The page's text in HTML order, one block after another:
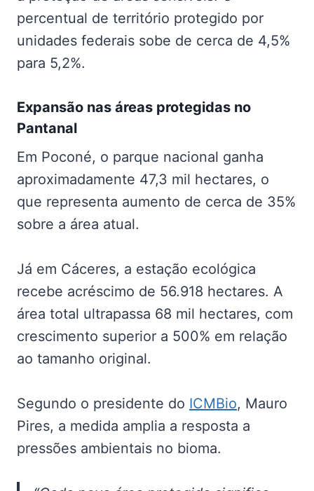
percentual de território protegido por
unidades federais sobe de cerca de 4,5%
para 5,2%.
Expansão nas áreas protegidas no
Pantanal
Em Poconé, o parque nacional ganha
aproximadamente 47,3 mil hectares, o
que representa aumento de cerca de 35%
sobre a área atual.
Já em Cáceres, a estação ecológica
recebe acréscimo de 56.918 hectares. A
área total ultrapassa 68 mil hectares, com
crescimento superior a 500% em relação
ao tamanho original.
Segundo o presidente do ICMBio, Mauro
Pires, a medida amplia a resposta a
pressões ambientais no bioma.